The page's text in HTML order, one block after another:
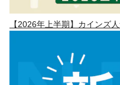
【2026年上半期】カインズ